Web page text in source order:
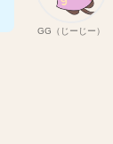
GG（じーじー）